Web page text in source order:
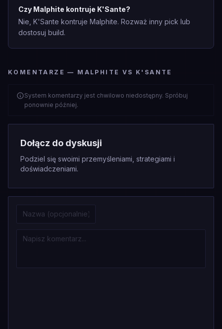
Czy Malphite kontruje K'Sante?
Nie, K'Sante kontruje Malphite. Rozważ inny pick lub
dostosuj build.
KOMENTARZE — MALPHITE VS K'SANTE
System komentarzy jest chwilowo niedostępny. Spróbuj
ponownie później.
Dołącz do dyskusji
Podziel się swoimi przemyśleniami, strategiami i
doświadczeniami.